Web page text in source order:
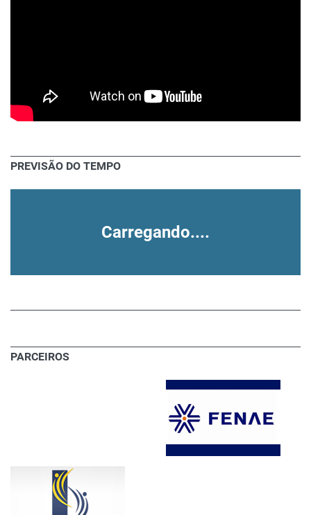
PREVISÃO DO TEMPO
Carregando....
PARCEIROS